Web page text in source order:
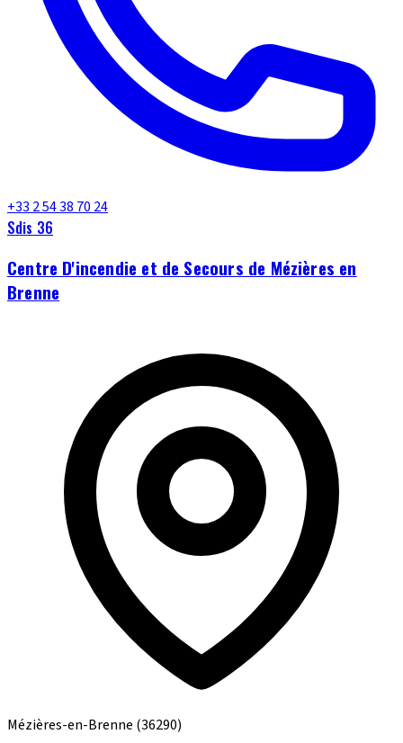
+33 2 54 38 70 24
Sdis 36
Centre D'incendie et de Secours de Mézières en
Brenne
Mézières-en-Brenne (36290)